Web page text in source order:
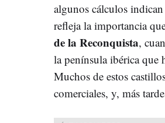
algunos cálculos
refleja la importancia
de la Reconquista,
la península ibérica que
Muchos de estos
comerciales, y, más